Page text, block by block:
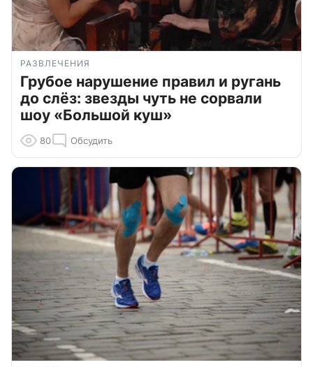
РАЗВЛЕЧЕНИЯ
Грубое нарушение правил и ругань
до слёз: звезды чуть не сорвали
шоу «Большой куш»
80 Обсудить